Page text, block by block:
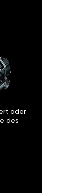
oder
des